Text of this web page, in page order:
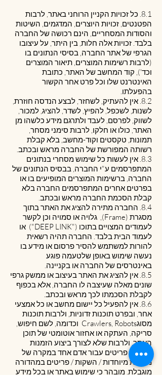
8.1. כל זכויות הקניין הרוחני באתר, לרבות
הפטנטים, זכויות היוצרים, המדגמים, השיטות
והסודות המסחריים, הינם רכושה של החברה
בלבד. זכויות אלה חלות, בין היתר, על עיצובו
הגרפי של אתר החברה, בסיסי הנתונים בו
(לרבות רשימות המוצרים, תיאור המוצרים
וכד'), קוד המחשב של האתר, כתובת
האינטרנט שלו וכל פרט אחר הקשור
בהפעלתו.
8.2. אין להעתיק, לשחזר, לבצע הנדסה חוזרת,
לשנות, לשכפל, להפיץ, לשדר, להציג, למכור,
לשווק, לפרסם, לעבד ולתרגם מידע כלשהו מן
האתר, כולו או חלקו, לרבות סימני מסחר,
תמונות, טקסטים וקוד-מחשב, בלא קבלת
רשותה המפורשת של החברה מראש ובכתב.
8.3. אין לעשות כל שימוש מסחרי בנתונים
המתפרסמים ע"י החברה, בבסיס הנתונים של
החברה, ברשימות המוצרים המופיעים בו או
בפרטים אחרים המתפרסמים החברה בלא
קבלת הסכמת החברה מראש ובכתב.
8.4. החברה מתירה להציג את האתר בתוך
מסגרת (Frame), גלויה או סמויה וכן לקשר
לעמודים המצויים בתוכו ("DEEP LINK") או
לעמוד הבית בלבד. החברה תהיה רשאית
להורות למשתמש להסיר פרסום או מידע בו
נעשה שימוש באופן שלטעמה פוגע
באינטרסים של החברה או בקניינה.
8.5. אין להציג את האתר בעיצוב או ממשק גרפי
שונים מאלה שעיצבה לו החברה, אלא בכפוף
לקבלת הסכמתו לכך מראש ובכתב.
8.6. אין להפעיל כל יישום מחשב או כל אמצעי
אחר, ובפרט תוכנות זדוניות, ולרבות תוכנות
מסוגCrawlers, Robots וכדומה, לשם חיפוש,
סריקה, העתקה או אחזור אוטומטי של תוכן
האתר, ולרבות שלא לצורך ביצוע הזמנות
מרובות פריטים עבור אדם אחד במקרה של
מכירות מיוחדות / השקות / פריטים במהדורה
מוגבלת. מובהר כי שימוש באתר או בכל מידע